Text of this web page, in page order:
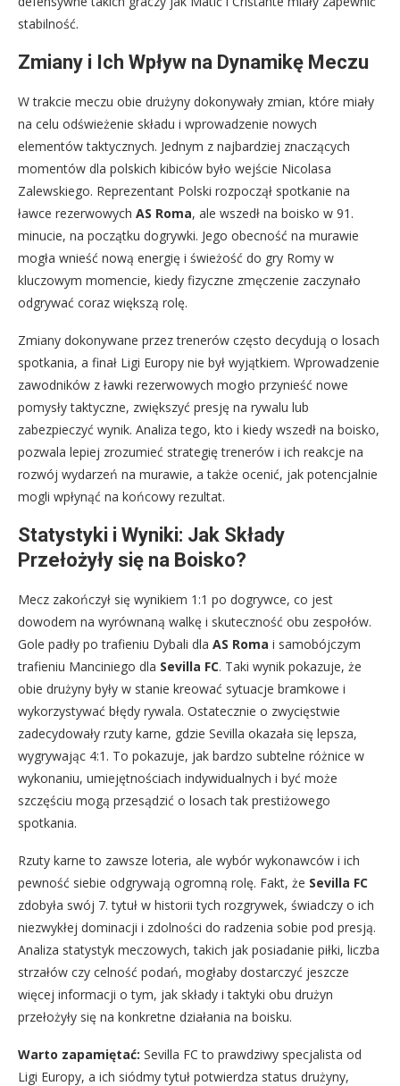
stabilność.
Zmiany i Ich Wpływ na Dynamikę Meczu
W trakcie meczu obie drużyny dokonywały zmian, które miały
na celu odświeżenie składu i wprowadzenie nowych
elementów taktycznych. Jednym z najbardziej znaczących
momentów dla polskich kibiców było wejście Nicolasa
Zalewskiego. Reprezentant Polski rozpoczął spotkanie na
ławce rezerwowych AS Roma, ale wszedł na boisko w 91.
minucie, na początku dogrywki. Jego obecność na murawie
mogła wnieść nową energię i świeżość do gry Romy w
kluczowym momencie, kiedy fizyczne zmęczenie zaczynało
odgrywać coraz większą rolę.
Zmiany dokonywane przez trenerów często decydują o losach
spotkania, a finał Ligi Europy nie był wyjątkiem. Wprowadzenie
zawodników z ławki rezerwowych mogło przynieść nowe
pomysły taktyczne, zwiększyć presję na rywalu lub
zabezpieczyć wynik. Analiza tego, kto i kiedy wszedł na boisko,
pozwala lepiej zrozumieć strategię trenerów i ich reakcje na
rozwój wydarzeń na murawie, a także ocenić, jak potencjalnie
mogli wpłynąć na końcowy rezultat.
Statystyki i Wyniki: Jak Składy
Przełożyły się na Boisko?
Mecz zakończył się wynikiem 1:1 po dogrywce, co jest
dowodem na wyrównaną walkę i skuteczność obu zespołów.
Gole padły po trafieniu Dybali dla AS Roma i samobójczym
trafieniu Manciniego dla Sevilla FC. Taki wynik pokazuje, że
obie drużyny były w stanie kreować sytuacje bramkowe i
wykorzystywać błędy rywala. Ostatecznie o zwycięstwie
zadecydowały rzuty karne, gdzie Sevilla okazała się lepsza,
wygrywając 4:1. To pokazuje, jak bardzo subtelne różnice w
wykonaniu, umiejętnościach indywidualnych i być może
szczęściu mogą przesądzić o losach tak prestiżowego
spotkania.
Rzuty karne to zawsze loteria, ale wybór wykonawców i ich
pewność siebie odgrywają ogromną rolę. Fakt, że Sevilla FC
zdobyła swój 7. tytuł w historii tych rozgrywek, świadczy o ich
niezwykłej dominacji i zdolności do radzenia sobie pod presją.
Analiza statystyk meczowych, takich jak posiadanie piłki, liczba
strzałów czy celność podań, mogłaby dostarczyć jeszcze
więcej informacji o tym, jak składy i taktyki obu drużyn
przełożyły się na konkretne działania na boisku.
Warto zapamiętać: Sevilla FC to prawdziwy specjalista od
Ligi Europy, a ich siódmy tytuł potwierdza status drużyny,